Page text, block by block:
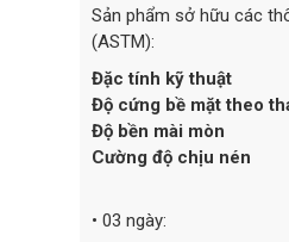
Sản phẩm sở hữu các
(ASTM):
Đặc tính kỹ thuật
Độ cứng bề mặt theo
Độ bền mài mòn
Cường độ chịu nén
• 03 ngày: